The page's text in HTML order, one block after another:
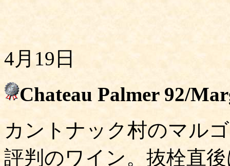
4月19日
Chateau Palmer 92/
カントナック村のマル
評判のワイン。抜栓直